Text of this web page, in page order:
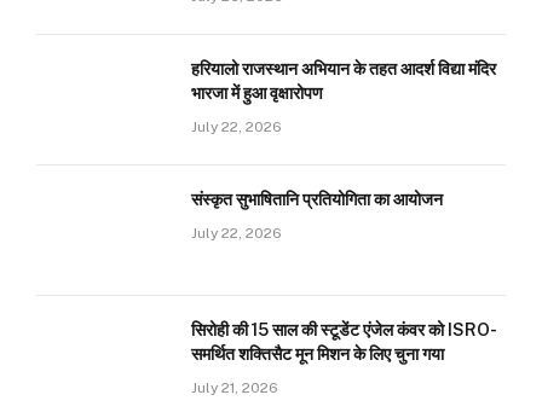
हरियालो राजस्थान अभियान के तहत आदर्श विद्या मंदिर
भारजा में हुआ वृक्षारोपण
July 22, 2026
संस्कृत सुभाषितानि प्रतियोगिता का आयोजन
July 22, 2026
सिरोही की 15 साल की स्टूडेंट एंजेल कंवर को ISRO-
समर्थित शक्तिसैट मून मिशन के लिए चुना गया
July 21, 2026